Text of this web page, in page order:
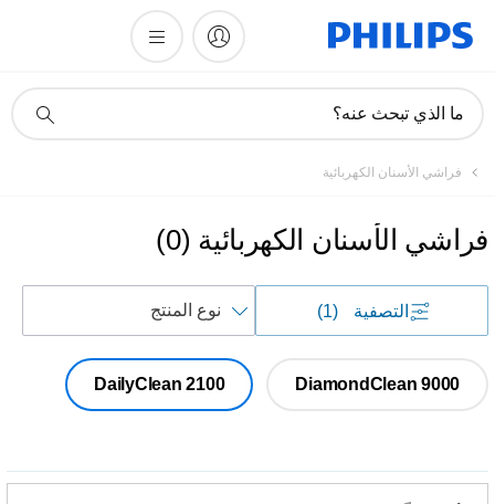
دعم
ما الذي تبحث عنه؟
فراشي الأسنان الكهربائية
فراشي الأسنان الكهربائية (
0
)
التصفية (1)
حسب
DiamondClean 9000
DailyClean 2100